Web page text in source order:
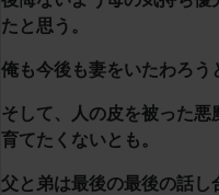
たと思う。
俺も今後も妻をいたわろう
そして、人の皮を被った
育てたくないとも。
父と弟は最後の最後の話し